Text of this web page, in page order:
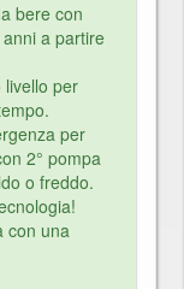
bere con
a partire
livello per
per
2° pompa
o freddo.
con una